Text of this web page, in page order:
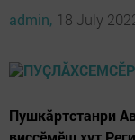
admin, 18 July
Пушкăртстанри